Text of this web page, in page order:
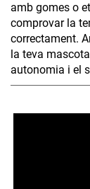
amb gomes o
comprovar la
correctament.
la teva
autonomia i el